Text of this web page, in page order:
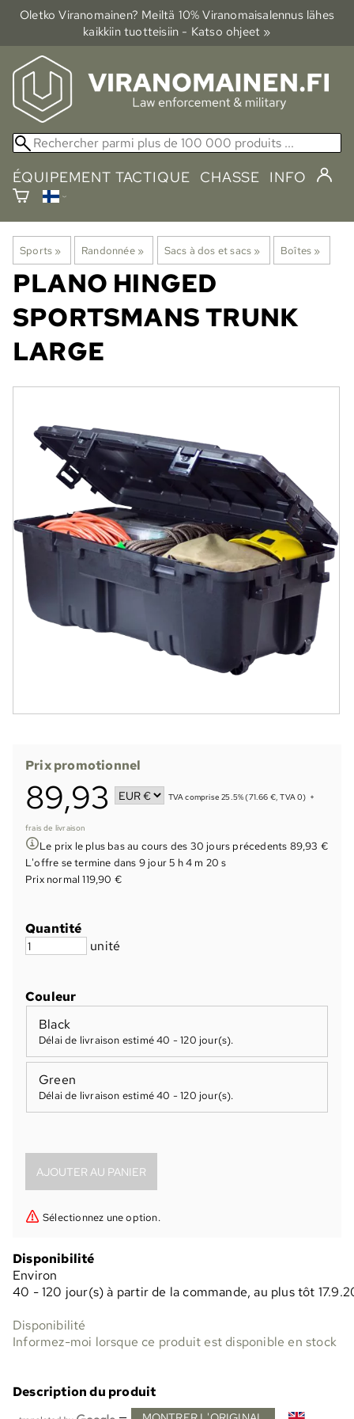
Oletko Viranomainen? Meiltä 10% Viranomais­alennus lähes
kaikkiin tuotteisiin - Katso ohjeet »
ÉQUIPEMENT TACTIQUE CHASSE INFO
Sports ‪» Randonnée ‪» Sacs à dos et sacs ‪» Boîtes ‪»
PLANO HINGED
SPORTSMANS TRUNK
LARGE
Prix promotionnel
89,93 TVA comprise 25.5% (71.66 €, TVA 0) +
frais de livraison
Le prix le plus bas au cours des 30 jours précedents 89,93 €
L'offre se termine dans 9 jour 5 h 4 m 19 s
Prix normal 119,90 €
Quantité
unité
Couleur
Black
Délai de livraison estimé40 - 120 jour(s).
Green
Délai de livraison estimé40 - 120 jour(s).
Sélectionnez une option.
Disponibilité
Environ
40 - 120 jour(s) à partir de la commande, au plus tôt
Disponibilité
Informez-moi lorsque ce produit est disponible en stock
Description du produit